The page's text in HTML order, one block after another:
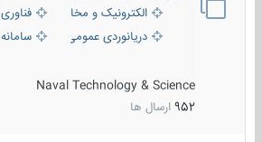
الکترونیک و مخابرات دریاییفناوری
دریانوردی عمومی
سامانه
Naval Technology & Science
952 ارسال ها